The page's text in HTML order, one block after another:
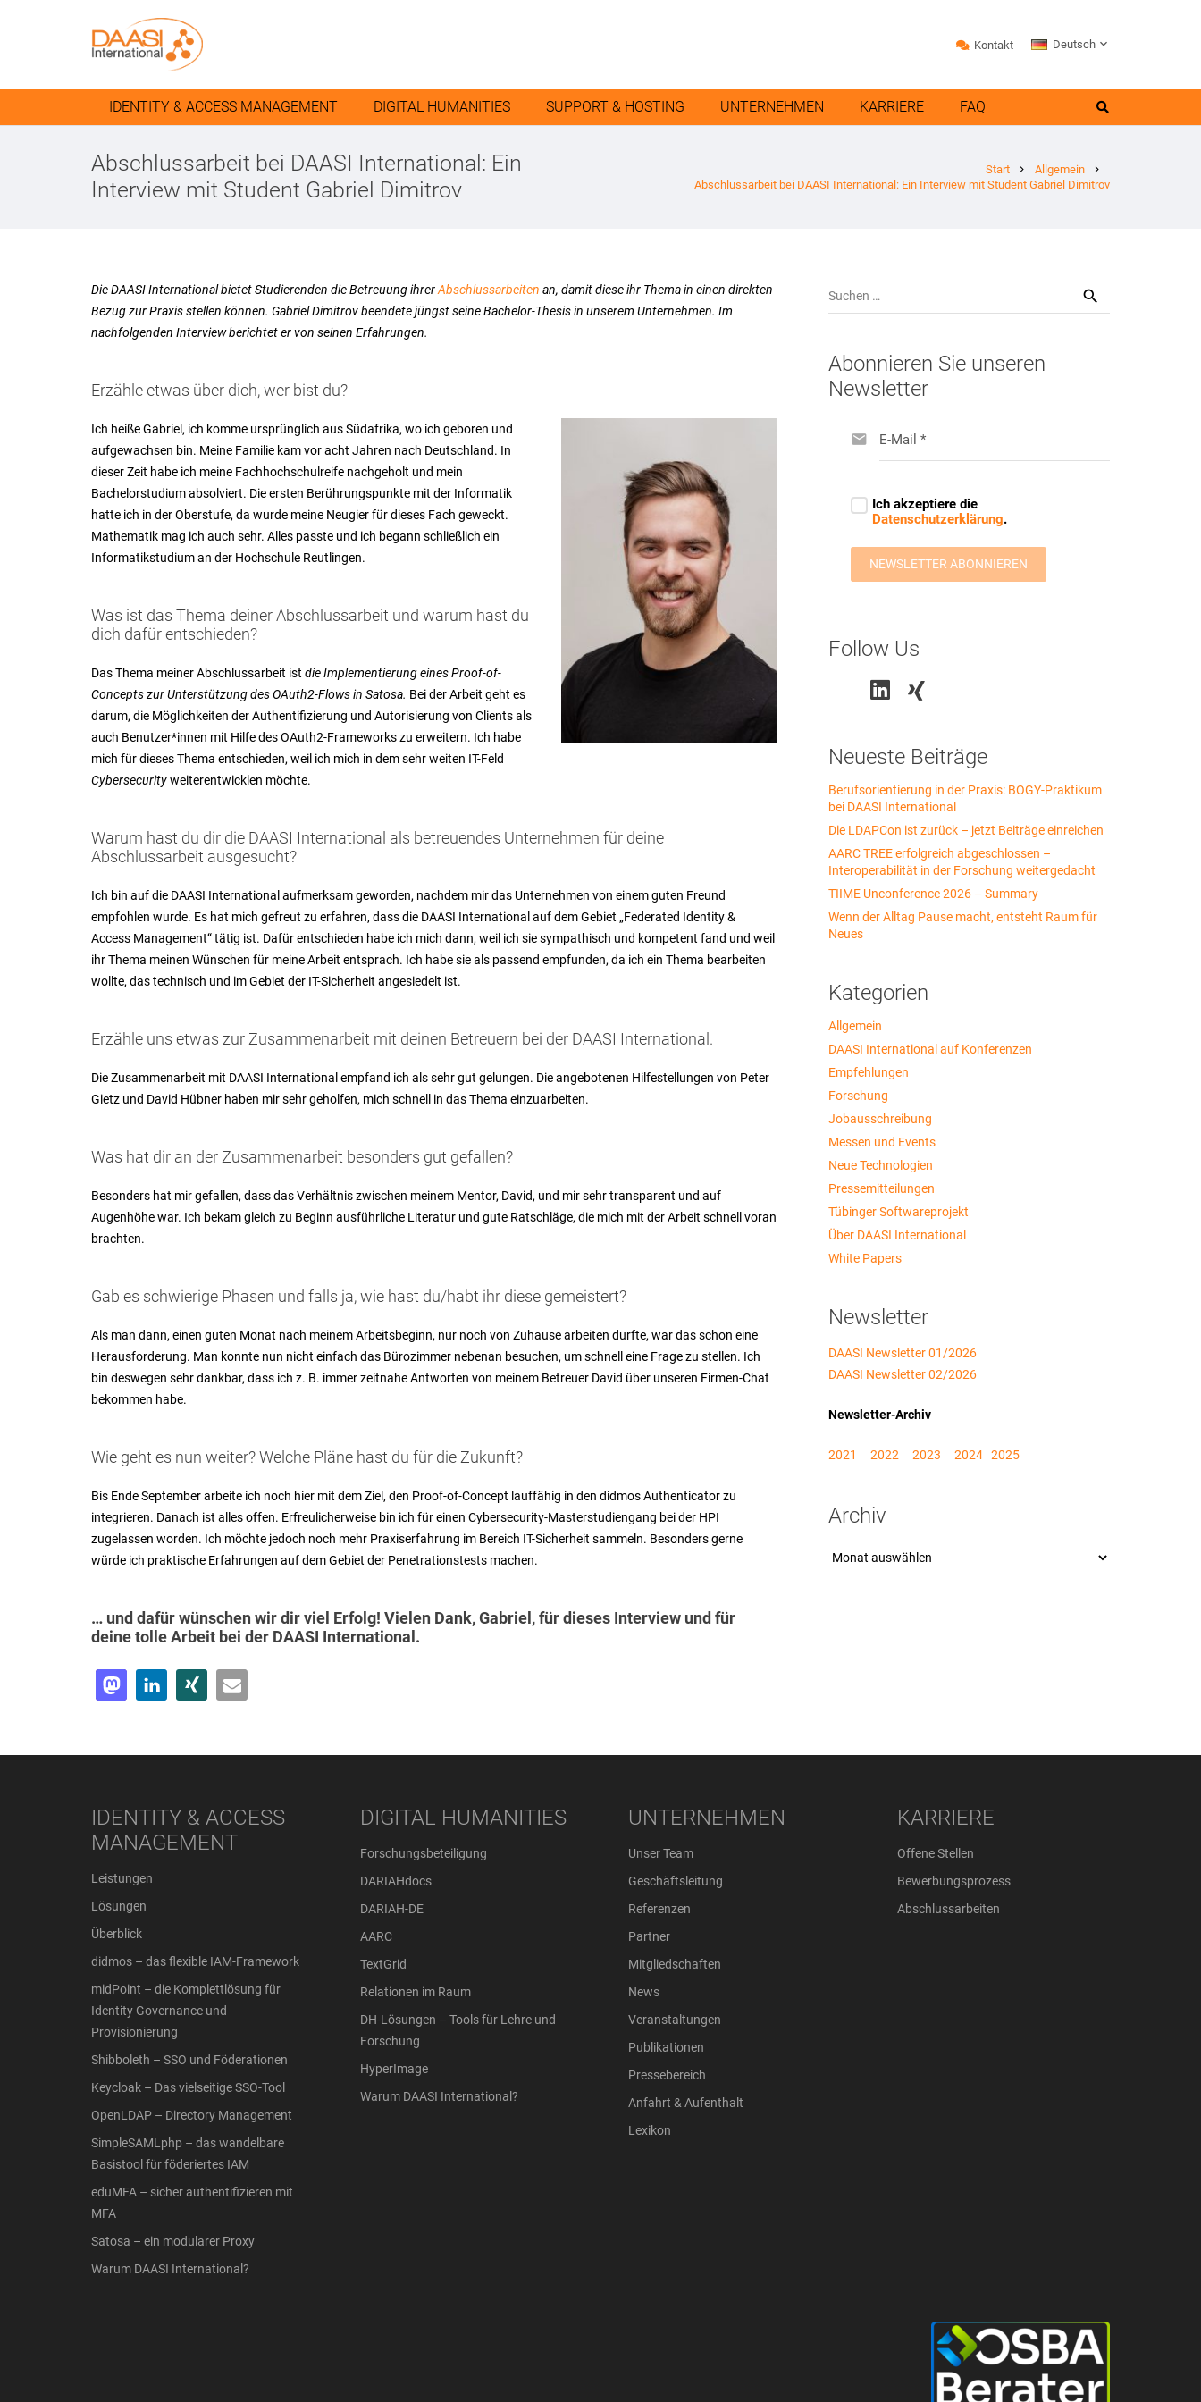
Kontakt Deutsch
IDENTITY & ACCESS MANAGEMENT DIGITAL HUMANITIES SUPPORT & HOSTING UNTERNEHMEN KARRIERE FAQ
Abschlussarbeit bei DAASI International: Ein
Interview mit Student Gabriel Dimitrov
Start chevron_right Allgemein chevron_right
Abschlussarbeit bei DAASI International: Ein Interview mit Student Gabriel Dimitrov
Die DAASI International bietet Studierenden die Betreuung ihrerAbschlussarbeiten an, damit diese ihr Thema in einen direkten
Bezug zur Praxis stellen können. Gabriel Dimitrov beendete jüngst seine Bachelor-Thesis in unserem Unternehmen. Im
nachfolgenden Interview berichtet er von seinen Erfahrungen.
Erzähle etwas über dich, wer bist du?
Ich heiße Gabriel, ich komme ursprünglich aus Südafrika, wo ich geboren und
aufgewachsen bin. Meine Familie kam vor acht Jahren nach Deutschland. In
dieser Zeit habe ich meine Fachhochschulreife nachgeholt und mein
Bachelorstudium absolviert. Die ersten Berührungspunkte mit der Informatik
hatte ich in der Oberstufe, da wurde meine Neugier für dieses Fach geweckt.
Mathematik mag ich auch sehr. Alles passte und ich begann schließlich ein
Informatikstudium an der Hochschule Reutlingen.
Was ist das Thema deiner Abschlussarbeit und warum hast du
dich dafür entschieden?
Das Thema meiner Abschlussarbeit ist dieImplementierung eines Proof-of-
Concepts zurUnterstützung des OAuth2-Flows in Satosa. Bei der Arbeit geht es
darum, die Möglichkeiten der Authentifizierung und Autorisierung von Clients als
auch Benutzer*innen mit Hilfe des OAuth2-Frameworks zu erweitern. Ich habe
mich für dieses Thema entschieden, weil ich mich in dem sehr weiten IT-Feld
Cybersecurityweiterentwicklen möchte.
Warum hast du dir die DAASI International als betreuendes Unternehmen für deine
Abschlussarbeit ausgesucht?
Ich bin auf die DAASI International aufmerksam geworden, nachdem mir das Unternehmen von einem guten Freund
empfohlen wurde. Es hat mich gefreut zu erfahren, dass die DAASI International auf dem Gebiet „Federated Identity &
Access Management“ tätig ist. Dafür entschieden habe ich mich dann, weil ich sie sympathisch und kompetent fand und weil
ihr Thema meinen Wünschen für meine Arbeit entsprach. Ich habe sie als passend empfunden, da ich ein Thema bearbeiten
wollte, das technisch und im Gebiet der IT-Sicherheit angesiedelt ist.
Erzähle uns etwas zur Zusammenarbeit mit deinen Betreuern bei der DAASI International.
Die Zusammenarbeit mit DAASI International empfand ich als sehr gut gelungen. Die angebotenen Hilfestellungen von Peter
Gietz und David Hübner haben mir sehr geholfen, mich schnell in das Thema einzuarbeiten.
Was hat dir an der Zusammenarbeit besonders gut gefallen?
Besonders hat mir gefallen, dass das Verhältnis zwischen meinem Mentor, David, und mir sehr transparent und auf
Augenhöhe war. Ich bekam gleich zu Beginn ausführliche Literatur und gute Ratschläge, die mich mit der Arbeit schnell voran
brachten.
Gab es schwierige Phasen und falls ja, wie hast du/habt ihr diese gemeistert?
Als man dann, einen guten Monat nach meinem Arbeitsbeginn, nur noch von Zuhause arbeiten durfte, war das schon eine
Herausforderung. Man konnte nun nicht einfach das Bürozimmer nebenan besuchen, um schnell eine Frage zu stellen. Ich
bin deswegen sehr dankbar, dass ich z. B. immer zeitnahe Antworten von meinem Betreuer David über unseren Firmen-Chat
bekommen habe.
Wie geht es nun weiter? Welche Pläne hast du für die Zukunft?
Bis Ende September arbeite ich noch hier mit dem Ziel, den Proof-of-Concept lauffähig in den didmos Authenticator zu
integrieren. Danach ist alles offen. Erfreulicherweise bin ich für einen Cybersecurity-Masterstudiengang bei der HPI
zugelassen worden. Ich möchte jedoch noch mehr Praxiserfahrung im Bereich IT-Sicherheit sammeln. Besonders gerne
würde ich praktische Erfahrungen auf dem Gebiet der Penetrationstests machen.
… und dafür wünschen wir dir viel Erfolg! Vielen Dank, Gabriel, für dieses Interview und für
deine tolle Arbeit bei der DAASI International.
Suchen
nach:
Abonnieren Sie unseren
Newsletter
Follow Us
Neueste Beiträge
Berufsorientierung in der Praxis: BOGY-Praktikum
bei DAASI International
Die LDAPCon ist zurück – jetzt Beiträge einreichen
AARC TREE erfolgreich abgeschlossen –
Interoperabilität in der Forschung weitergedacht
TIIME Unconference 2026 – Summary
Wenn der Alltag Pause macht, entsteht Raum für
Neues
Kategorien
Allgemein
DAASI International auf Konferenzen
Empfehlungen
Forschung
Jobausschreibung
Messen und Events
Neue Technologien
Pressemitteilungen
Tübinger Softwareprojekt
Über DAASI International
White Papers
Newsletter
DAASI Newsletter 01/2026
DAASI Newsletter 02/2026
Newsletter-Archiv
2021 2022 2023 2024 2025
Archiv
Archiv
IDENTITY & ACCESS
MANAGEMENT
Leistungen
Lösungen
Überblick
didmos – das flexible IAM-Framework
midPoint – die Komplettlösung für
Identity Governance und
Provisionierung
Shibboleth – SSO und Föderationen
Keycloak – Das vielseitige SSO-Tool
OpenLDAP – Directory Management
SimpleSAMLphp – das wandelbare
Basistool für föderiertes IAM
eduMFA – sicher authentifizieren mit
MFA
Satosa – ein modularer Proxy
Warum DAASI International?
DIGITAL HUMANITIES
Forschungsbeteiligung
DARIAHdocs
DARIAH-DE
AARC
TextGrid
Relationen im Raum
DH-Lösungen – Tools für Lehre und
Forschung
HyperImage
Warum DAASI International?
UNTERNEHMEN
Unser Team
Geschäftsleitung
Referenzen
Partner
Mitgliedschaften
News
Veranstaltungen
Publikationen
Pressebereich
Anfahrt & Aufenthalt
Lexikon
KARRIERE
Offene Stellen
Bewerbungsprozess
Abschlussarbeiten